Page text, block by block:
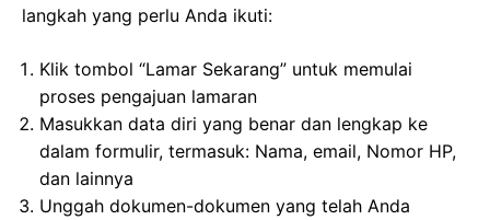
langkah yang perlu Anda ikuti:
Klik tombol “Lamar Sekarang” untuk memulai
proses pengajuan lamaran
Masukkan data diri yang benar dan lengkap ke
dalam formulir, termasuk: Nama, email, Nomor HP,
dan lainnya
Unggah dokumen-dokumen yang telah Anda